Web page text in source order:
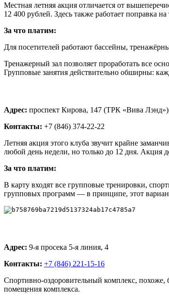
Местная летняя акция отличается от
12 400 рублей. Здесь также работает поправка
За что платим:
Для посетителей работают бассейны,
Тренажерный зал позволяет проработать все
Групповые занятия действительно обширны:
Адрес: проспект Кирова, 147 (ТРК «Вива
Контакты: +7 (846) 374-22-22
Летняя акция этого клуба звучит крайне
любой день недели, но только до 12 дня. Акция
За что платим:
В карту входят все групповые тренировки,
групповых программ — в принципе, этот
Адрес: 9-я просека 5-я линия, 4
Контакты: +7 (846) 221-15-16
Спортивно-оздоровительный комплекс, похоже,
помещения комплекса.